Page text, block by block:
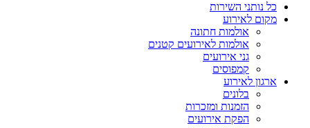
כל נותני השירות
מקום לאירוע
אולמות חתונה
אולמות לאירועים קטנים
גני אירועים
קמפוסים
ארגון לאירוע
בלונים
הזמנות ומזכרות
הפקת אירועים